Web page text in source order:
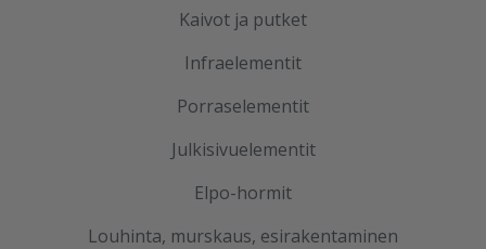
Kaivot ja putket
Infraelementit
Porraselementit
Julkisivuelementit
Elpo-hormit
Louhinta, murskaus, esirakentaminen